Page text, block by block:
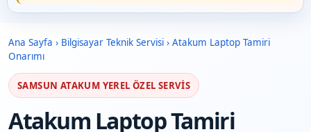
Ana Sayfa › Bilgisayar Teknik Servisi › Atakum Laptop Tamiri
Onarımı
SAMSUN ATAKUM YEREL ÖZEL SERVIS
Atakum Laptop Tamiri